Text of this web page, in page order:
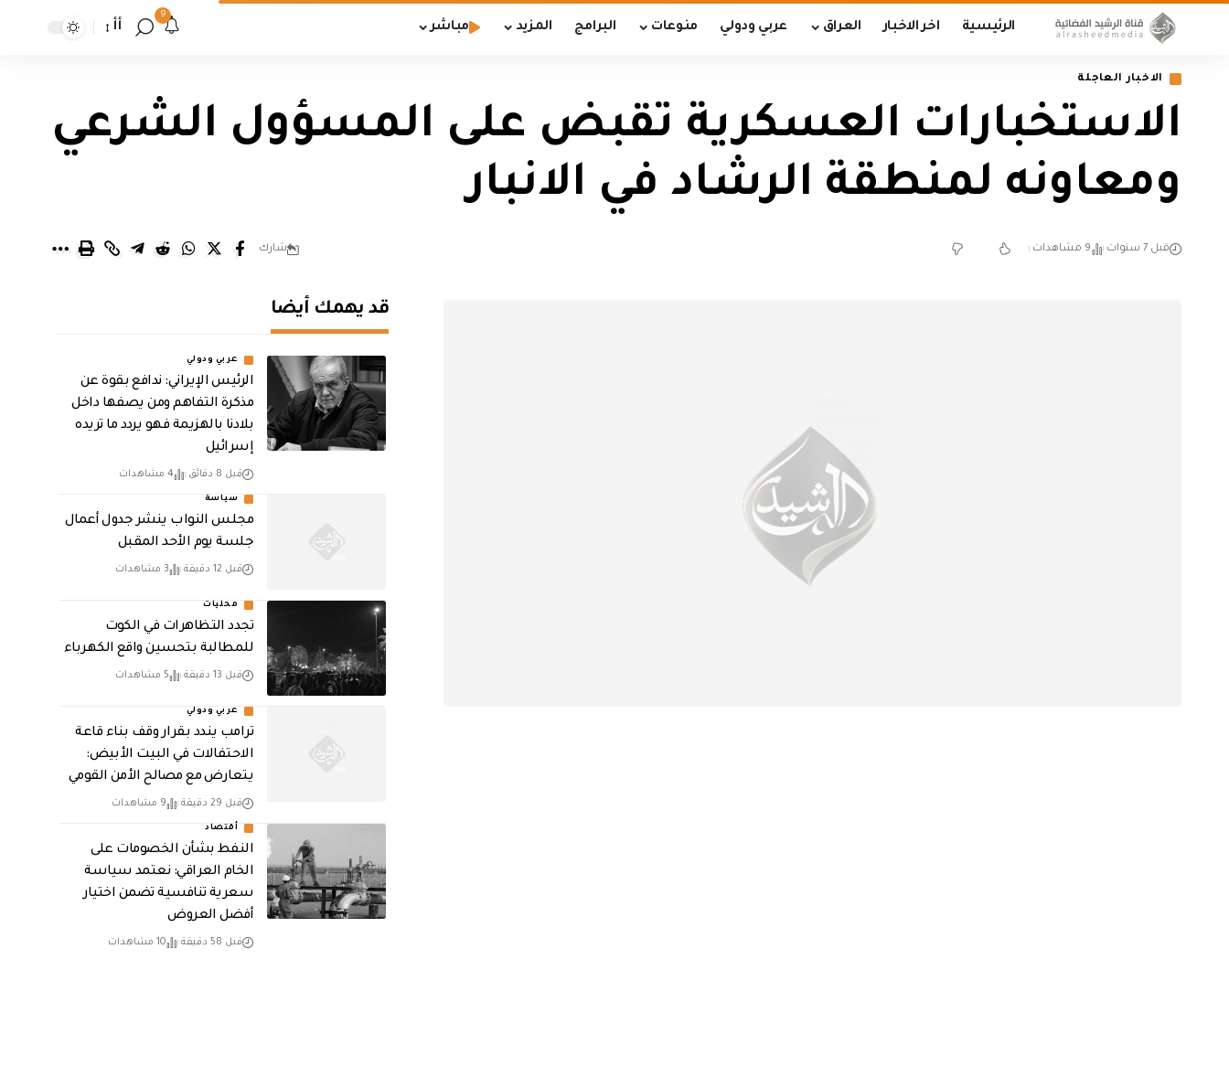
الرئيسية اخر الاخبار العراق عربي ودولي منوعات البرامج المزيد مباشر
9
أأ
الاخبار العاجلة
الاستخبارات العسكرية تقبض على المسؤول الشرعي
ومعاونه لمنطقة الرشاد في الانبار
قبل 7 سنوات 9 مشاهدات شارك
قد يهمك أيضا
عربي ودولي
الرئيس الإيراني: ندافع بقوة عن
مذكرة التفاهم ومن يصفها داخل
بلادنا بالهزيمة فهو يردد ما تريده
إسرائيل
قبل 8 دقائق 4 مشاهدات
سياسة
مجلس النواب ينشر جدول أعمال
جلسة يوم الأحد المقبل
قبل 12 دقيقة 3 مشاهدات
محليات
تجدد التظاهرات في الكوت
للمطالبة بتحسين واقع الكهرباء
قبل 13 دقيقة 5 مشاهدات
عربي ودولي
ترامب يندد بقرار وقف بناء قاعة
الاحتفالات في البيت الأبيض:
يتعارض مع مصالح الأمن القومي
قبل 29 دقيقة 9 مشاهدات
أقتصاد
النفط بشأن الخصومات على
الخام العراقي: نعتمد سياسة
سعرية تنافسية تضمن اختيار
أفضل العروض
قبل 58 دقيقة 10 مشاهدات